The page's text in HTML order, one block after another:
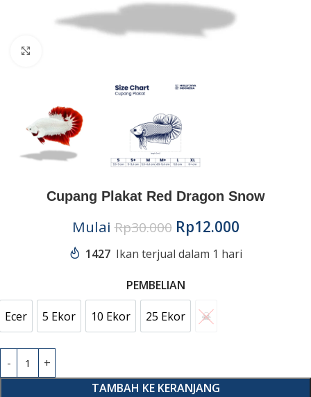
Cupang Plakat Red Dragon Snow
MulaiRp30.000 Rp12.000
1427 Ikan terjual dalam 1 hari
PEMBELIAN
Ecer
Ecer 5 Ekor
5 Ekor 10 Ekor
10 Ekor25 Ekor25 Ekor☠︎
☠︎
TAMBAH KE KERANJANG